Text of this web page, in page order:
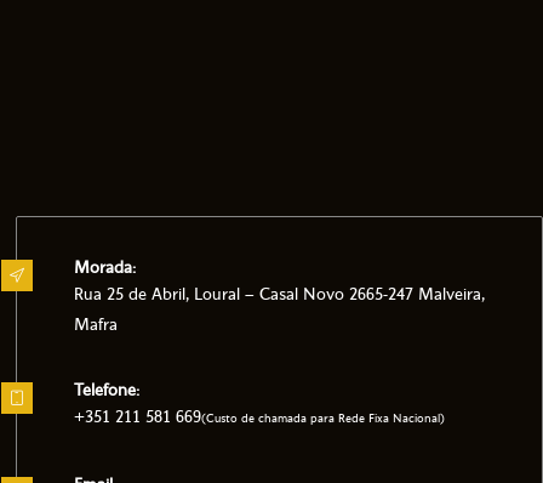
Morada:
Rua 25 de Abril, Loural – Casal Novo 2665-247 Malveira,
Mafra
Telefone:
+351 211 581 669(Custo de chamada para Rede Fixa Nacional)